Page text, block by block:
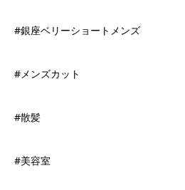
#銀座ベリーショートメンズ
#メンズカット
#散髪
#美容室